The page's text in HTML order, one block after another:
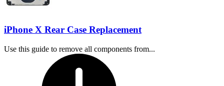
iPhone X Rear Case Replacement
Use this guide to remove all components from...